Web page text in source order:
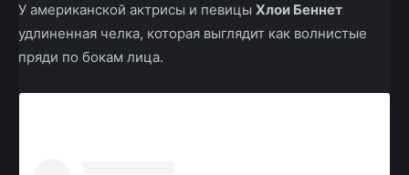
У американской актрисы и певицы Хлои Беннет
удлиненная челка, которая выглядит как волнистые
пряди по бокам лица.